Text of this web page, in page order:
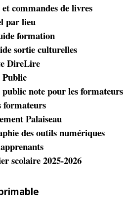
commandes de livres
par lieu
formation
sortie culturelles
DireLire
note pour les formateurs
formateurs
Palaiseau
des outils numériques
scolaire 2025-2026